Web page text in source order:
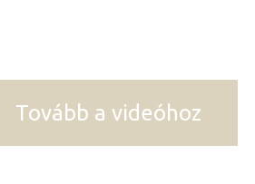
Tovább a videóhoz